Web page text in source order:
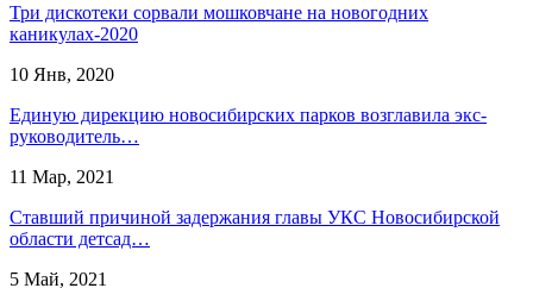
Три дискотеки сорвали мошковчане на новогодних
каникулах-2020
10 Янв, 2020
Единую дирекцию новосибирских парков возглавила экс-
руководитель…
11 Мар, 2021
Ставший причиной задержания главы УКС Новосибирской
области детсад…
5 Май, 2021